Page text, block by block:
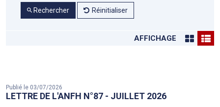
Rechercher Réinitialiser
AFFICHAGE
Publié le 03/07/2026
LETTRE DE L'ANFH N°87 - JUILLET 2026